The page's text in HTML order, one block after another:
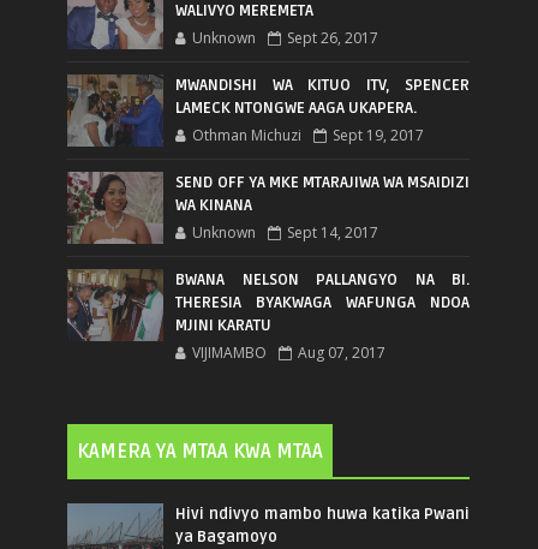
WALIVYO MEREMETA
Unknown Sept 26, 2017
MWANDISHI WA KITUO ITV, SPENCER
LAMECK NTONGWE AAGA UKAPERA.
Othman Michuzi Sept 19, 2017
SEND OFF YA MKE MTARAJIWA WA MSAIDIZI
WA KINANA
Unknown Sept 14, 2017
BWANA NELSON PALLANGYO NA BI.
THERESIA BYAKWAGA WAFUNGA NDOA
MJINI KARATU
VIJIMAMBO Aug 07, 2017
KAMERA YA MTAA KWA MTAA
Hivi ndivyo mambo huwa katika Pwani
ya Bagamoyo